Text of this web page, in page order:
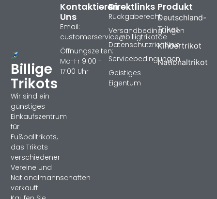
Billige
Trikots
Wir sind ein
günstiges
Einkaufszentrum
für
Fußballtrikots,
das Trikots
verschiedener
Vereine und
Nationalmannschaften
verkauft.
Produkt
Deutschland-
Trikot
Kindertrikot
Nationaltrikot
Direktlinks
Rückgaberecht
Versandbedingungen
Datenschutzrichtlinie
Servicebedingungen
Geistiges
Eigentum
Kontaktieren
Uns
Email:
customerservice@billigtrikotde
Öffnungszeiten:
Mo-Fr 9:00 -
17:00 Uhr